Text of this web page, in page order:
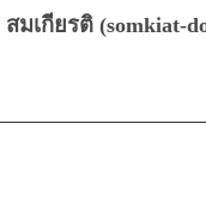
สมเกียรติ (somkiat-